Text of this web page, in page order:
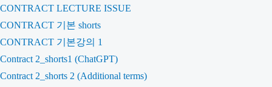
CONTRACT LECTURE ISSUE
CONTRACT 기본 shorts
CONTRACT 기본강의 1
Contract 2_shorts1 (ChatGPT)
Contract 2_shorts 2 (Additional terms)